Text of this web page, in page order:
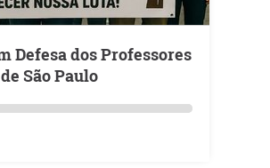
de São Paulo